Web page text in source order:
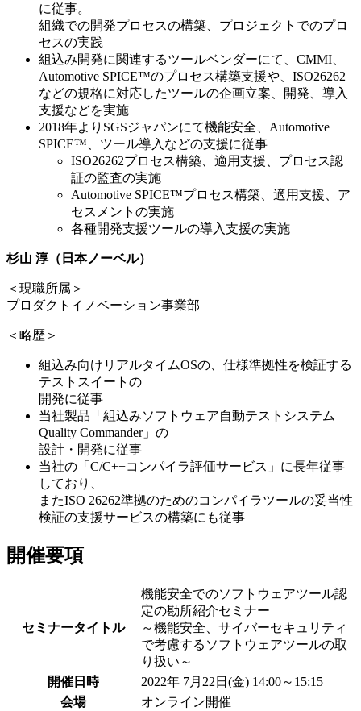
に従事。
組織での開発プロセスの構築、プロジェクトでのプロ
セスの実践
組込み開発に関連するツールベンダーにて、CMMI、
Automotive SPICE™のプロセス構築支援や、ISO26262
などの規格に対応したツールの企画立案、開発、導入
支援などを実施
2018年よりSGSジャパンにて機能安全、Automotive
SPICE™、ツール導入などの支援に従事
ISO26262プロセス構築、適用支援、プロセス認
証の監査の実施
Automotive SPICE™プロセス構築、適用支援、ア
セスメントの実施
各種開発支援ツールの導入支援の実施
杉山 淳（日本ノーベル）
＜現職所属＞
プロダクトイノベーション事業部
＜略歴＞
組込み向けリアルタイムOSの、仕様準拠性を検証する
テストスイートの
開発に従事
当社製品「組込みソフトウェア自動テストシステム
Quality Commander」の
設計・開発に従事
当社の「C/C++コンパイラ評価サービス」に長年従事
しており、
またISO 26262準拠のためのコンパイラツールの妥当性
検証の支援サービスの構築にも従事
開催要項
セミナータイトル
機能安全でのソフトウェアツール認
定の勘所紹介セミナー
～機能安全、サイバーセキュリティ
で考慮するソフトウェアツールの取
り扱い～
開催日時
2022年 7月22日(金) 14:00～15:15
会場
オンライン開催